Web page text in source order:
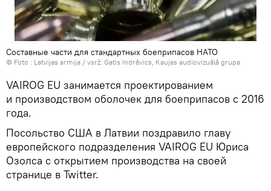
Составные части для стандартных боеприпасов НАТО
© Foto : Latvijas armija / vsrž. Gatis Indrēvics, Kaujas audiovizuālā grupa
VAIROG EU занимается проектированием
и производством оболочек для боеприпасов с 2016
года.
Посольство США в Латвии поздравило главу
европейского подразделения VAIROG EU Юриса
Озолса с открытием производства на своей
странице в Twitter.